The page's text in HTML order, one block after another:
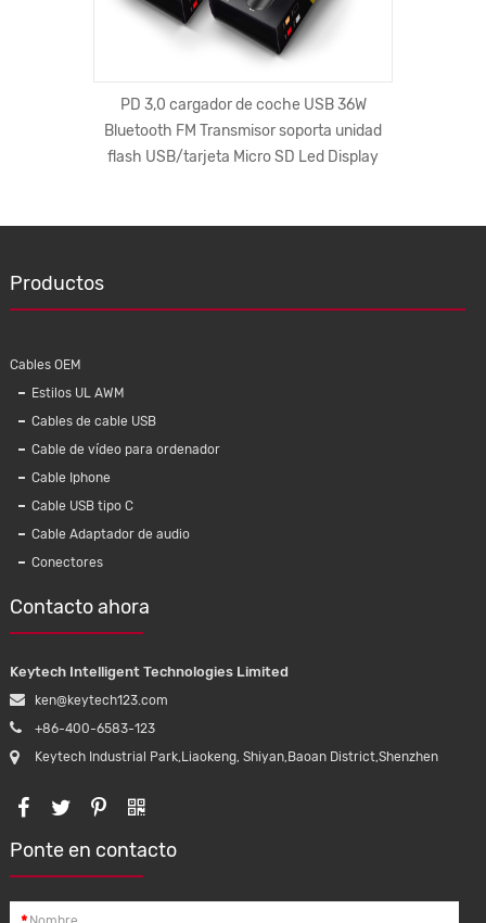
PD 3,0 cargador de coche USB 36W
Bluetooth FM Transmisor soporta unidad
flash USB/tarjeta Micro SD Led Display
Blue
de alta
Cable de plomo ECG de una pieza
Compatible con cable de plomo, cable
Productos
Cables OEM
Estilos UL AWM
Cables de cable USB
Cable de vídeo para ordenador
Cable Iphone
Cable USB tipo C
Cable Adaptador de audio
Conectores
Contacto ahora
Keytech Intelligent Technologies Limited
ken@keytech123.com
+86-400-6583-123
Keytech Industrial Park,Liaokeng, Shiyan,Baoan District,Shenzhen
Ponte en contacto